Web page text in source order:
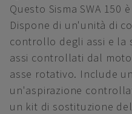
Questo Sisma SWA
Dispone di un'unità di
controllo degli assi e la
assi controllati dal
asse rotativo. Include
un'aspirazione
un kit di sostituzione